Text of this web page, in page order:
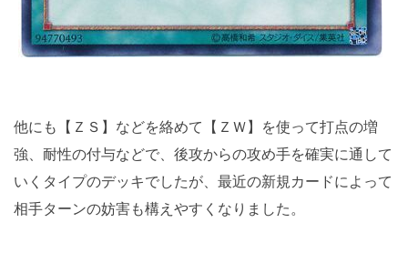
他にも【ＺＳ】などを絡めて【ＺＷ】を使って打点の増
強、耐性の付与などで、後攻からの攻め手を確実に通して
いくタイプのデッキでしたが、最近の新規カードによって
相手ターンの妨害も構えやすくなりました。